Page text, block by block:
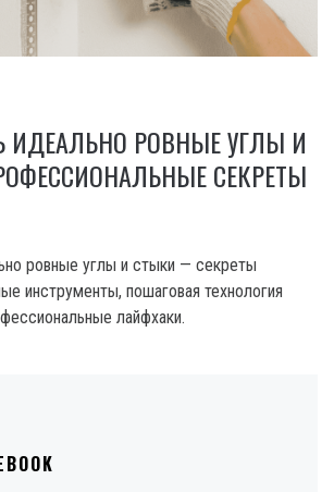
ИДЕАЛЬНО РОВНЫЕ УГЛЫ И
СЕКРЕТЫ
ровные углы и стыки — секреты
инструменты, пошаговая технология
лайфхаки.